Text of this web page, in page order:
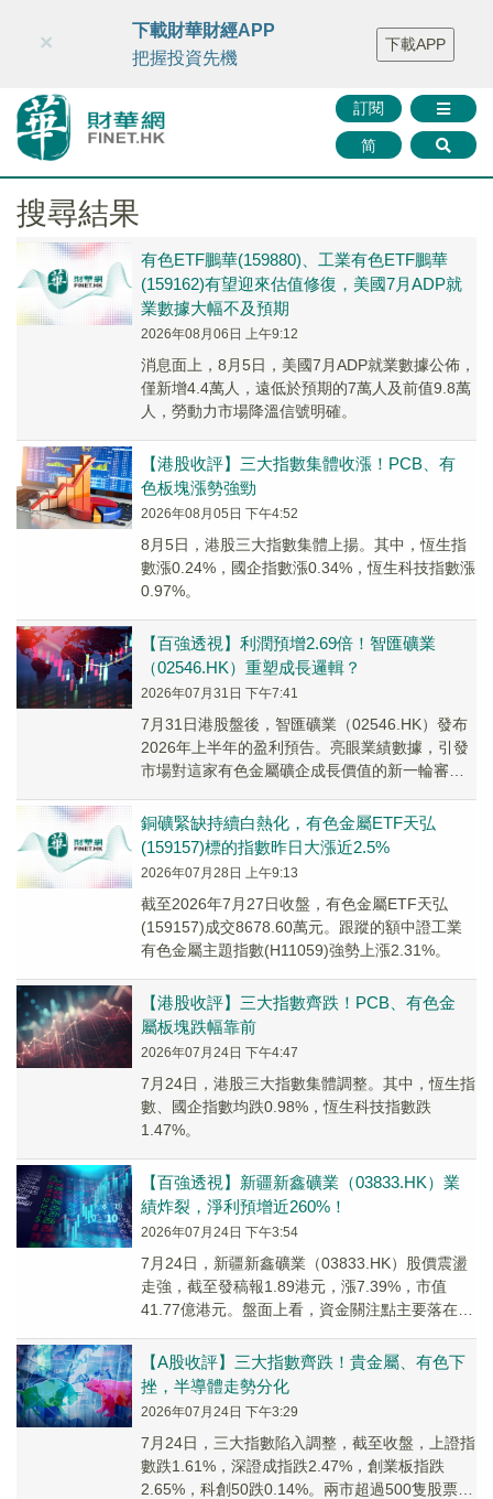
財華智庫網 FINTV FINMETA 財華證券 媒體矩陣
智庫沙龍
聯絡我們
訂閱
简
×
下載財華財經APP
把握投資先機
下載APP
搜尋結果
有色ETF鵬華(159880)、工業有色ETF鵬華
(159162)有望迎來估值修復，美國7月ADP就
業數據大幅不及預期
2026年08月06日 上午9:12
消息面上，8月5日，美國7月ADP就業數據公佈，
僅新增4.4萬人，遠低於預期的7萬人及前值9.8萬
人，勞動力市場降溫信號明確。
【港股收評】三大指數集體收漲！PCB、有
色板塊漲勢強勁
2026年08月05日 下午4:52
8月5日，港股三大指數集體上揚。其中，恆生指
數漲0.24%，國企指數漲0.34%，恆生科技指數漲
0.97%。
【百強透視】利潤預增2.69倍！智匯礦業
（02546.HK）重塑成長邏輯？
2026年07月31日 下午7:41
7月31日港股盤後，智匯礦業（02546.HK）發布
2026年上半年的盈利預告。亮眼業績數據，引發
市場對這家有色金屬礦企成長價值的新一輪審
銅礦緊缺持續白熱化，有色金屬ETF天弘
(159157)標的指數昨日大漲近2.5%
2026年07月28日 上午9:13
截至2026年7月27日收盤，有色金屬ETF天弘
(159157)成交8678.60萬元。跟蹤的額中證工業
有色金屬主題指數(H11059)強勢上漲2.31%。
【港股收評】三大指數齊跌！PCB、有色金
屬板塊跌幅靠前
2026年07月24日 下午4:47
7月24日，港股三大指數集體調整。其中，恆生指
數、國企指數均跌0.98%，恆生科技指數跌
1.47%。
【百強透視】新疆新鑫礦業（03833.HK）業
績炸裂，淨利預增近260%！
2026年07月24日 下午3:54
7月24日，新疆新鑫礦業（03833.HK）股價震盪
走強，截至發稿報1.89港元，漲7.39%，市值
41.77億港元。盤面上看，資金關注點主要落在公
【A股收評】三大指數齊跌！貴金屬、有色下
挫，半導體走勢分化
2026年07月24日 下午3:29
7月24日，三大指數陷入調整，截至收盤，上證指
數跌1.61%，深證成指跌2.47%，創業板指跌
2.65%，科創50跌0.14%。兩市超過500隻股票飄